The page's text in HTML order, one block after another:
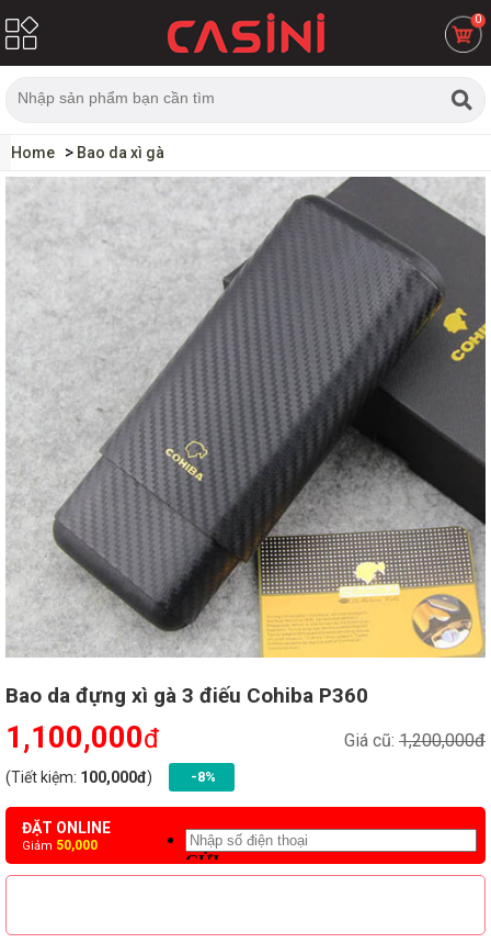
0
Home Bao da xì gà
Bao da đựng xì gà 3 điếu Cohiba P360
Giá cũ: 1,200,000đ
1,100,000đ
(Tiết kiệm: 100,000đ) -8%
ĐẶT ONLINE
Giảm 50,000